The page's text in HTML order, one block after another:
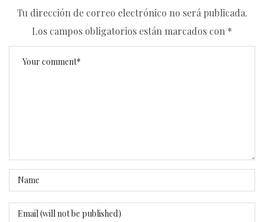
Tu dirección de correo electrónico no será publicada.
Los campos obligatorios están marcados con *